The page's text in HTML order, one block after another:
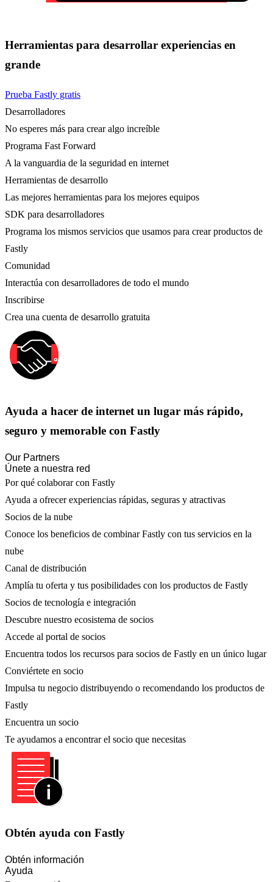
Herramientas para desarrollar experiencias en
grande
Prueba Fastly gratis
Desarrolladores
No esperes más para crear algo increíble
Programa Fast Forward
A la vanguardia de la seguridad en internet
Herramientas de desarrollo
Las mejores herramientas para los mejores equipos
SDK para desarrolladores
Programa los mismos servicios que usamos para crear productos de
Fastly
Comunidad
Interactúa con desarrolladores de todo el mundo
Inscribirse
Crea una cuenta de desarrollo gratuita
Ayuda a hacer de internet un lugar más rápido,
seguro y memorable con Fastly
Our Partners
Únete a nuestra red
Por qué colaborar con Fastly
Ayuda a ofrecer experiencias rápidas, seguras y atractivas
Socios de la nube
Conoce los beneficios de combinar Fastly con tus servicios en la
nube
Canal de distribución
Amplía tu oferta y tus posibilidades con los productos de Fastly
Socios de tecnología e integración
Descubre nuestro ecosistema de socios
Accede al portal de socios
Encuentra todos los recursos para socios de Fastly en un único lugar
Conviértete en socio
Impulsa tu negocio distribuyendo o recomendando los productos de
Fastly
Encuentra un socio
Te ayudamos a encontrar el socio que necesitas
Obtén ayuda con Fastly
Obtén información
Ayuda